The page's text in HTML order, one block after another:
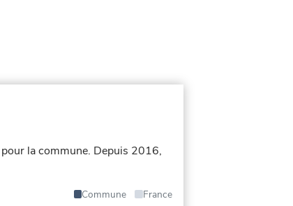
la commune. Depuis 2016,
Commune
France